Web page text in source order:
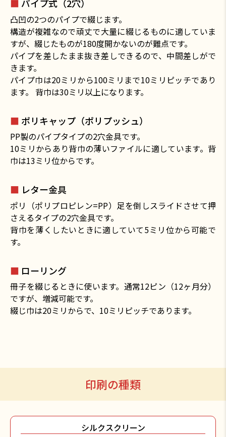
■ パイプ式（2穴）
凸凹の2つのパイプで綴じます。
構造が複雑なので頑丈で大量に綴じるものに適していま
すが、綴じたものが180度開かないのが難点です。
パイプを差したまま抜き差しできるので、中間差しがで
きます。
パイプ巾は20ミリから100ミリまで10ミリピッチであり
ます。 背巾は30ミリ以上になります。
■ ポリキャップ（ポリプッシュ）
PP製のパイプタイプの2穴金具です。
10ミリからあり背巾の薄いファイルに適しています。背
巾は13ミリ位からです。
■ レター金具
ポリ（ポリプロピレン=PP）足を倒しスライドさせて押
さえるタイプの2穴金具です。
背巾を薄くしたいときに適していて5ミリ位から可能で
す。
■ ローリング
冊子を綴じるときに使います。通常12ピン（12ヶ月分）
ですが、増減可能です。
綴じ巾は20ミリからで、10ミリピッチであります。
印刷の種類
シルクスクリーン